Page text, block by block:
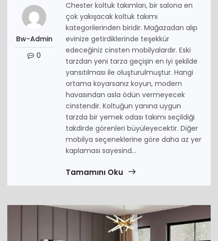
Bw-Admin
0
Chester koltuk takımları, bir salona en
çok yakışacak koltuk takımı
kategorilerinden biridir. Mağazadan alıp
evinize getirdiklerinde teşekkür
edeceğiniz cinsten mobilyalardır. Eski
tarzdan yeni tarza geçişin en iyi şekilde
yansıtılması ile oluşturulmuştur. Hangi
ortama koyarsanız koyun, modern
havasından asla ödün vermeyecek
cinstendir. Koltuğun yanına uygun
tarzda bir yemek odası takımı seçildiği
takdirde görenleri büyüleyecektir. Diğer
mobilya seçeneklerine göre daha az yer
kaplaması sayesind...
Tamamını Oku